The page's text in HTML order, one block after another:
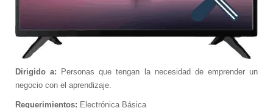
Sample Sidebar Module
This is a sample module published to the
sidebar_bottom position, using the -sidebar
module class suffix. There is also a
sidebar_top position below the search.
Dirigido a: Personas que tengan la necesidad de emprender un
negocio con el aprendizaje.
Requerimientos: Electrónica Básica